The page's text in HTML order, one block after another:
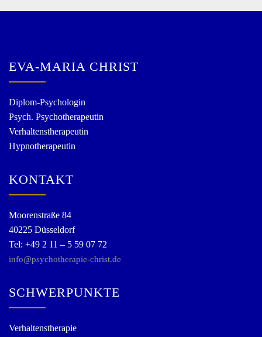
EVA-MARIA CHRIST
Diplom-Psychologin
Psych. Psychotherapeutin
Verhaltenstherapeutin
Hypnotherapeutin
KONTAKT
Moorenstraße 84
40225 Düsseldorf
Tel: +49 2 11 – 5 59 07 72
info@psychotherapie-christ.de
SCHWERPUNKTE
Verhaltenstherapie